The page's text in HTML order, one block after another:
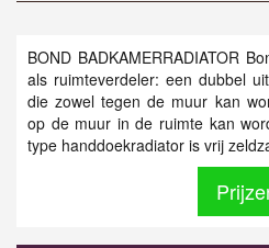
BOND BADKAMERRADIATOR
als ruimteverdeler: een dubbel
die zowel tegen de muur kan
op de muur in de ruimte kan
type handdoekradiator is vrij